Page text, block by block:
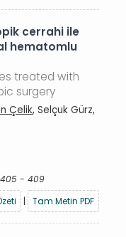
cerrahi ile
hematomlu
treated with
surgery
Çelik, Selçuk Gürz,
- 409
| Tam Metin PDF